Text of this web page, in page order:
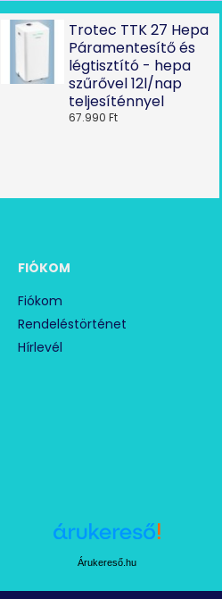
Trotec TTK 27 Hepa
Páramentesítő és
légtisztító - hepa
szűrővel 12l/nap
teljesíténnyel
67.990 Ft
FIÓKOM
Fiókom
Rendeléstörténet
Hírlevél
Árukereső.hu